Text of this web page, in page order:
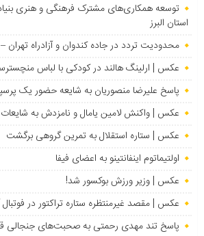
توسعه همکاری‌های مشترک فرهنگی و هنری
استان البرز
محدودیت تردد در جاده کندوان و آزادراه
عکس | ارلینگ هالند در کودکی با لباس
پاسخ علیرضا منصوریان به شایعه حضور یک
عکس | واکنش لامین یامال و نامزدش به
عکس | ستاره استقلال به تمرین گروهی برگشت
اولتیماتوم اینفانتینو به اعضای فیفا
عکس | وزیر ورزش بوکسور شد!
عکس | مقصد غیرمنتظره ستاره تراکتور در فوتبال
پاسخ تند مهدی رحمتی به صحبت‌های جنجالی